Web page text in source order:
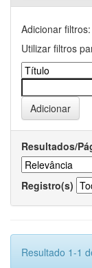
Adicionar filtros:
Utilizar filtros
Resultados/
Registro(s)
Resultado 1-1